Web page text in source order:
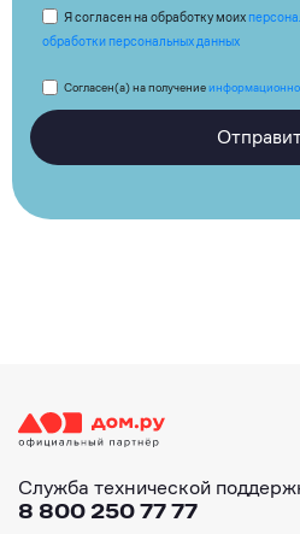
Я согласен на обработку моих
обработки персональных данных
Согласен(а) на получение
Служба технической
8 800 250 77 77